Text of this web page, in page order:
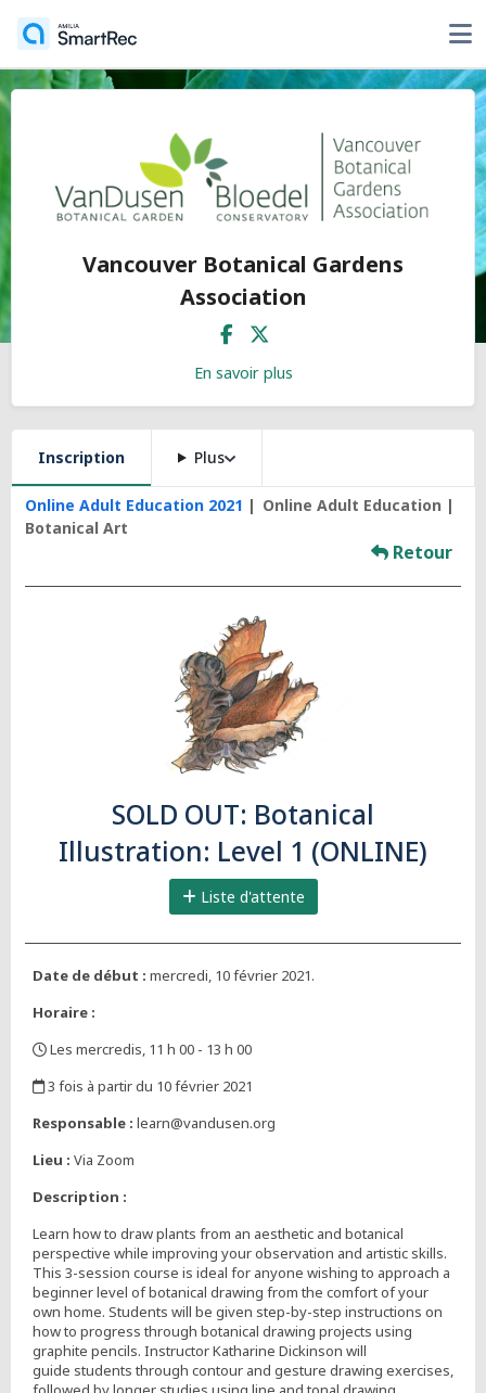
Vancouver Botanical Gardens
Association
En savoir plus
Inscription Plus
Online Adult Education 2021
Online Adult Education
Botanical Art
Retour
SOLD OUT: Botanical
Illustration: Level 1 (ONLINE)
Liste d'attente
Date de début : mercredi, 10 février 2021.
Horaire :
Les mercredis, 11 h 00 - 13 h 00
3 fois à partir du 10 février 2021
Responsable : learn@vandusen.org
Lieu : Via Zoom
Description :
Learn how to draw plants from an aesthetic and botanical
perspective while improving your observation and artistic skills.
This 3-session course is ideal for anyone wishing to approach a
beginner level of botanical drawing from the comfort of your
own home. Students will be given step-by-step instructions on
how to progress through botanical drawing projects using
graphite pencils. Instructor Katharine Dickinson will
guide students through contour and gesture drawing exercises,